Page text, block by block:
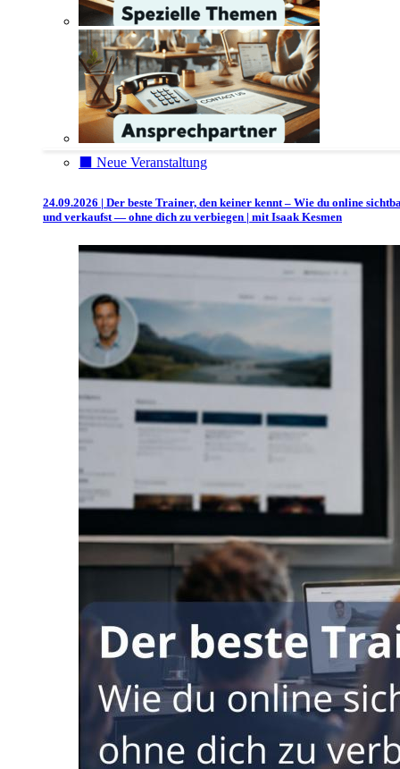
⬛️ Neue Veranstaltung
24.09.2026 | Der beste Trainer, den keiner kennt – Wie du online
und verkaufst — ohne dich zu verbiegen | mit Isaak Kesmen